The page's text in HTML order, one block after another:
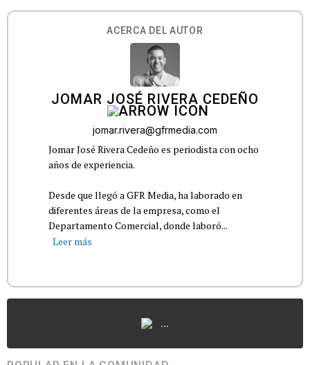
ACERCA DEL AUTOR
JOMAR JOSÉ RIVERA CEDEÑO
jomar.rivera@gfrmedia.com
Jomar José Rivera Cedeño es periodista con ocho
años de experiencia.
Desde que llegó a GFR Media, ha laborado en
diferentes áreas de la empresa, como el
Departamento Comercial, donde laboró...
Leer más
...